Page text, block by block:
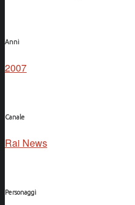
Anni
2007
Canale
Rai News
Personaggi